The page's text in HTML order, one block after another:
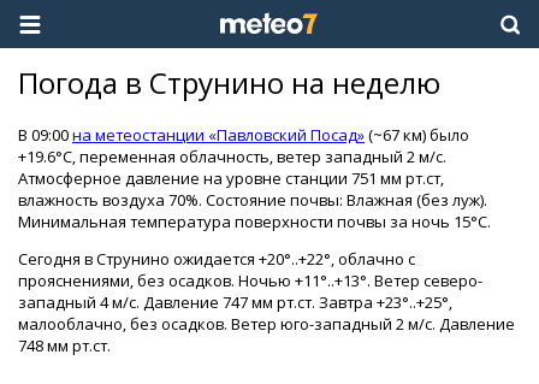
Погода в Струнино на неделю
В 09:00на метеостанции «Павловский Посад»(~67 км) было
+19.6°C, переменная облачность, ветер западный 2 м/с.
Атмосферное давление на уровне станции 751 мм рт.ст,
влажность воздуха 70%. Состояние почвы: Влажная (без луж).
Минимальная температура поверхности почвы за ночь 15°C.
Сегодня в Струнино ожидается +20°..+22°, облачно с
прояснениями, без осадков. Ночью +11°..+13°. Ветер северо-
западный 4 м/с. Давление 747 мм рт.ст. Завтра +23°..+25°,
малооблачно, без осадков. Ветер юго-западный 2 м/с. Давление
748 мм рт.ст.